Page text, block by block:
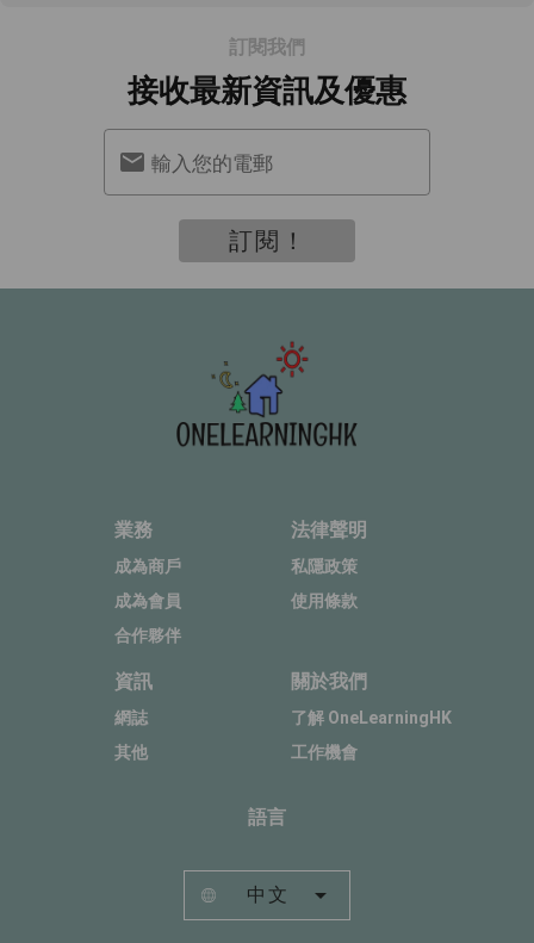
訂閱我們
接收最新資訊及優惠
輸入您的電郵
訂閱！
業務
成為商戶
成為會員
合作夥伴
法律聲明
私隱政策
使用條款
資訊
網誌
其他
關於我們
了解 OneLearningHK
工作機會
語言
中文